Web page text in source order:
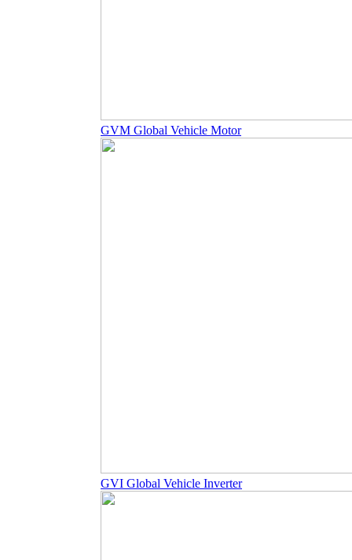
GVM Global Vehicle Motor
GVI Global Vehicle Inverter